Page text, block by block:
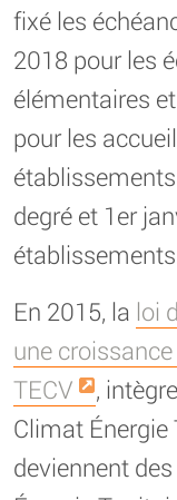
fixé les
2018 pour les
élémentaires
pour les
degré et 1er
En 2015, la loi
une
TECV
,
Climat Énergie
deviennent